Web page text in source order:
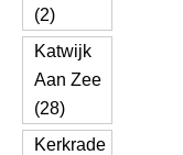
(2)
Katwijk
Aan Zee
(28)
Kerkrade